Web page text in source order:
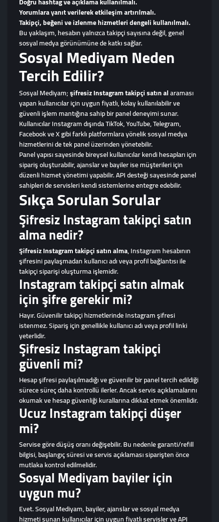
Yorumlara yanıt verilerek etkileşim artırılmalı.
Takipçi, beğeni ve izlenme hizmetleri dengeli kullanılmalı.
Bu yaklaşım, hesabın yalnızca takipçi sayısına değil, genel
sosyal medya görünümüne de katkı sağlar.
Sosyal Mediyam Neden
Tercih Edilir?
Sosyal Mediyam;şifresiz Instagram takipçi satın alaraması
yapan kullanıcılar için uygun fiyatlı, kolay kullanılabilir ve
güvenli işlem mantığına sahip bir panel deneyimi sunar.
Kullanıcılar Instagram dışında TikTok, YouTube, Telegram,
Facebook ve X gibi farklı platformlara yönelik sosyal medya
hizmetlerini de tek panel üzerinden yönetebilir.
Panel yapısı sayesinde bireysel kullanıcılar kendi hesapları için
sipariş oluşturabilir, ajanslar ve bayiler ise müşterileri için
düzenli hizmet yönetimi yapabilir. API desteği sayesinde panel
sahipleri de servisleri kendi sistemlerine entegre edebilir.
Sıkça Sorulan Sorular
Şifresiz Instagram takipçi satın
alma nedir?
Şifresiz Instagram takipçi satın alma, Instagram hesabının
şifresini paylaşmadan kullanıcı adı veya profil bağlantısı ile
takipçi siparişi oluşturma işlemidir.
Instagram takipçi satın almak
için şifre gerekir mi?
Hayır. Güvenilir takipçi hizmetlerinde Instagram şifresi
istenmez. Sipariş için genellikle kullanıcı adı veya profil linki
yeterlidir.
Şifresiz Instagram takipçi
güvenli mi?
Hesap şifresi paylaşılmadığı ve güvenilir bir panel tercih edildiği
sürece süreç daha kontrollü ilerler. Ancak servis açıklamalarını
okumak ve hesap güvenliği kurallarına dikkat etmek önemlidir.
Ucuz Instagram takipçi düşer
mi?
Servise göre düşüş oranı değişebilir. Bu nedenle garanti/refill
bilgisi, başlangıç süresi ve servis açıklaması siparişten önce
mutlaka kontrol edilmelidir.
Sosyal Mediyam bayiler için
uygun mu?
Evet. Sosyal Mediyam, bayiler, ajanslar ve sosyal medya
hizmeti sunan kullanıcılar için uygun fiyatlı servisler ve API